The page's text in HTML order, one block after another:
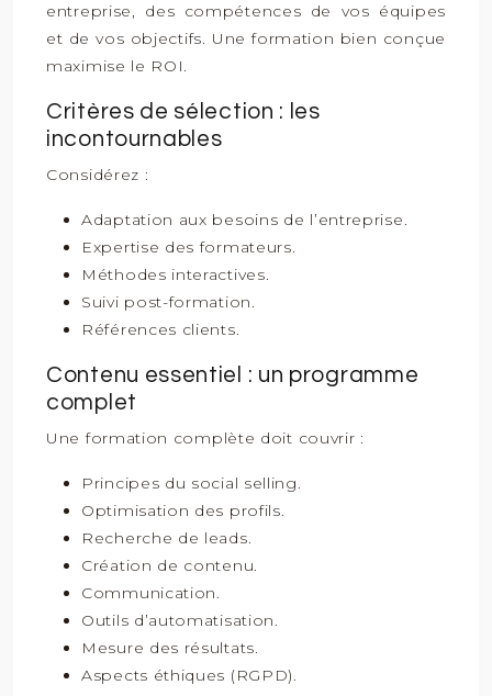
entreprise, des compétences de vos équipes
et de vos objectifs. Une formation bien conçue
maximise le ROI.
Critères de sélection : les
incontournables
Considérez :
Adaptation aux besoins de l’entreprise.
Expertise des formateurs.
Méthodes interactives.
Suivi post-formation.
Références clients.
Contenu essentiel : un programme
complet
Une formation complète doit couvrir :
Principes du social selling.
Optimisation des profils.
Recherche de leads.
Création de contenu.
Communication.
Outils d’automatisation.
Mesure des résultats.
Aspects éthiques (RGPD).